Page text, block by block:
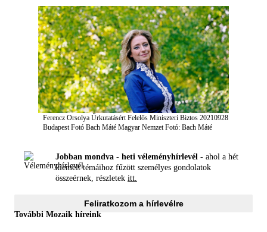
Ferencz Orsolya Űrkutatásért Felelős Miniszteri Biztos 20210928
Budapest Fotó Bach Máté Magyar NemzetFotó: Bach Máté
Jobban mondva - heti véleményhírlevél - ahol a hét
kiemelt témáihoz fűzött személyes gondolatok
összeérnek, részletek itt.
Feliratkozom a hírlevélre
További Mozaik híreink